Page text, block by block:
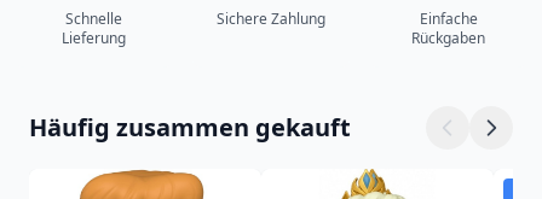
Schnelle
Lieferung
Sichere Zahlung
Einfache
Rückgaben
Häufig zusammen gekauft